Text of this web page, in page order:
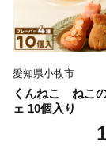
愛知県小牧市
くんねこ ねこ
ェ 10個入り